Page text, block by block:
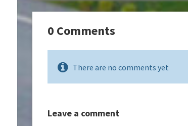
0 Comments
There are no comments yet
Leave a comment